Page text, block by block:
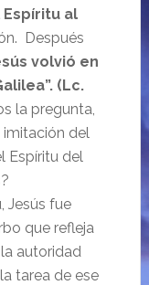
al
Después
volvió en
(Lc.
la pregunta,
imitación del
Espíritu del
Jesús fue
que refleja
autoridad
tarea de ese